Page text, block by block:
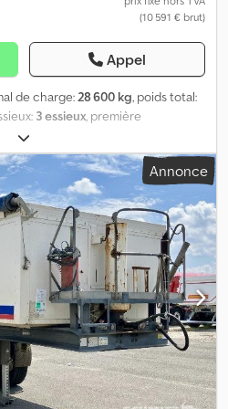
(10 591 € brut)
Appel
de charge: 28 600 kg, poids total:
3 essieux , première
inspection (TÜV):
7 520 mm, largeur de
mm
, hauteur de l'espace de
de l'espace de chargement:
hauteur totale:3 150 mm,
protection en aluminium * Plate-
* Jantes ALCOA LM * Protection
----* Premier essieu levable *
* Essieux BPW ECO Plus *
pneumatique ----* Dimensions des
autorisé en charge : 34 000 kg *
totale : 8 600 mm * Date
: 09.2026 ----Le véhicule n’est
de véhicule : 11882----Sous
entre-temps----Les publicités et les
Annonce